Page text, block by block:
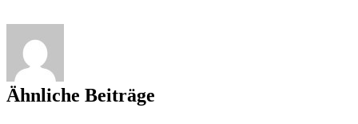
Ähnliche Beiträge